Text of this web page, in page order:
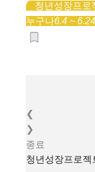
청년성장프로
누구나6.4 ~ 6.24
❮
❯
종료
청년성장프로젝